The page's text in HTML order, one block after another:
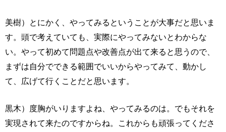
美樹）とにかく、やってみるということが大事だと思いま
す。頭で考えていても、実際にやってみないとわからな
い。やって初めて問題点や改善点が出て来ると思うので、
まずは自分でできる範囲でいいからやってみて、動かし
て、広げて行くことだと思います。
黒木）度胸がいりますよね、やってみるのは。でもそれを
実現されて来たのですからね。これからも頑張ってくださ